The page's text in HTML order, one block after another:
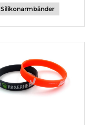
Silikonarmbänder